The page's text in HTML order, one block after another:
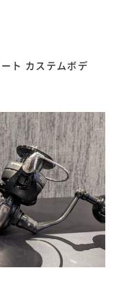
ト カステムボデ